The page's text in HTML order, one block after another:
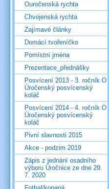
Ouročenská rychta
Chvojenská rychta
Zajímavé články
Domácí tvořeníčko
Pomístní jména
Prezentace_přednášky
Posvícení 2013 - 3. ročník O
Úročenský posvícenský
koláč
Posvícení 2014 - 4. ročník O
Úročenský posvícenský
koláč
Pivní slavnosti 2015
Akce - podzim 2019
Zápis z jednání osadního
výboru Úročnice ze dne 29.
7. 2020